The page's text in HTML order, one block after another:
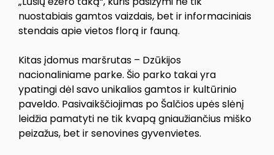
nuostabiais gamtos vaizdais, bet ir informaciniais
stendais apie vietos florą ir fauną.
Kitas įdomus maršrutas – Dzūkijos
nacionaliniame parke. Šio parko takai yra
ypatingi dėl savo unikalios gamtos ir kultūrinio
paveldo. Pasivaikščiojimas po Šalčios upės slėnį
leidžia pamatyti ne tik kvapą gniaužiančius miško
peizažus, bet ir senovines gyvenvietes.